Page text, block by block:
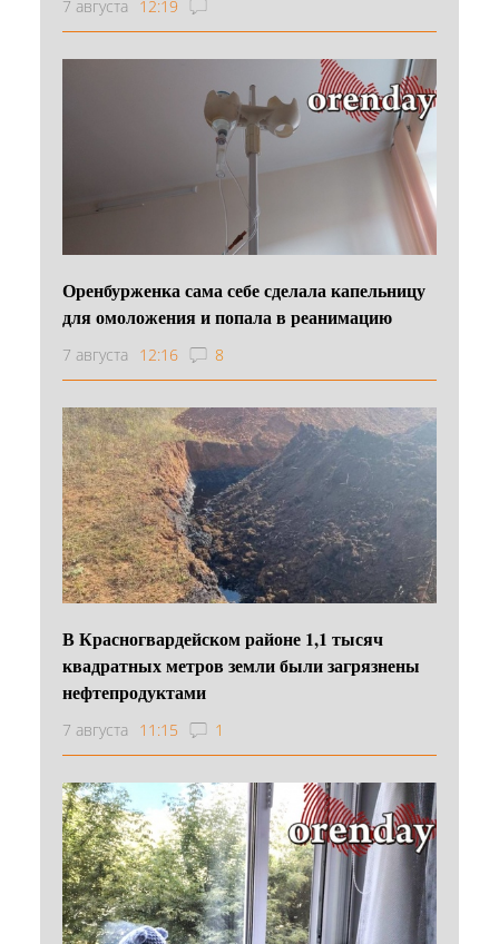
7 августа 12:19
Оренбурженка сама себе сделала капельницу
для омоложения и попала в реанимацию
7 августа 12:16 8
В Красногвардейском районе 1,1 тысяч
квадратных метров земли были загрязнены
нефтепродуктами
7 августа 11:15 1